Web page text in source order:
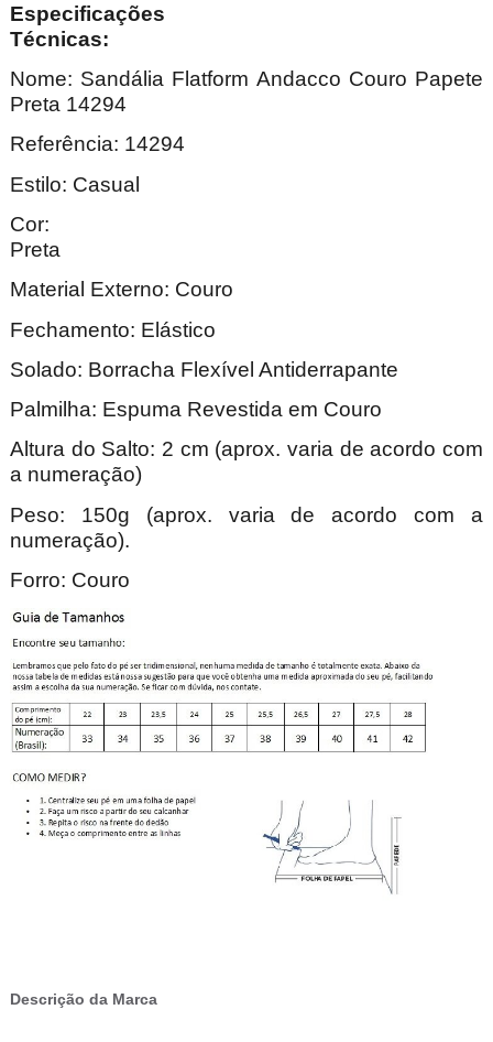
Especificações
Nome: Sandália Flatform Andacco Couro Papete
Preta 14294
Referência: 14294
Estilo: Casual
Cor:
Material Externo: Couro
Fechamento: Elástico
Solado: Borracha Flexível Antiderrapante
Palmilha: Espuma Revestida em Couro
Altura do Salto: 2 cm (aprox. varia de acordo com
a numeração)
Peso: 150g (aprox. varia de acordo com a
numeração).
Forro: Couro
Descrição da Marca